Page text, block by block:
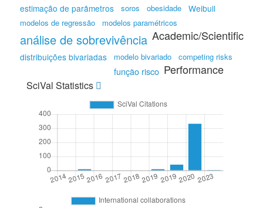
estimação de parâmetros
soros obesidade Weibull
modelos de regressão modelos paramétricos
análise de sobrevivência
distribuições bivariadas modelo bivariado competing risks
função risco
Academic/Scientific
Performance
SciVal Statistics